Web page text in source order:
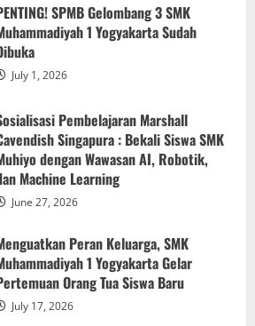
SPMB Gelombang 3 SMK
1 Yogyakarta Sudah
July 1, 2026
Pembelajaran Marshall
Singapura : Bekali Siswa SMK
dengan Wawasan AI, Robotik,
Machine Learning
June 27, 2026
Peran Keluarga, SMK
1 Yogyakarta Gelar
Orang Tua Siswa Baru
July 17, 2026